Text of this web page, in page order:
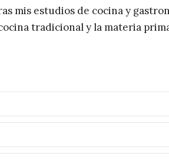
mis estudios de cocina y
tradicional y la materia